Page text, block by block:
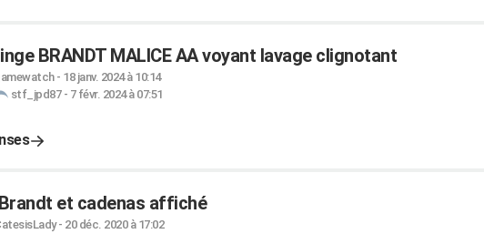
BRANDT MALICE AA voyant lavage clignotant
- 18 janv. 2024 à 10:14
stf_jpd87- 7 févr. 2024 à 07:51
et cadenas affiché
- 20 déc. 2020 à 17:02